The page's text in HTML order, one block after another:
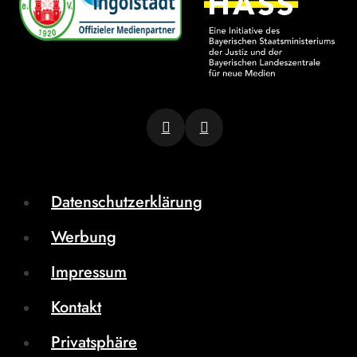
Datenschutzerklärung
Werbung
Impressum
Kontakt
Privatsphäre